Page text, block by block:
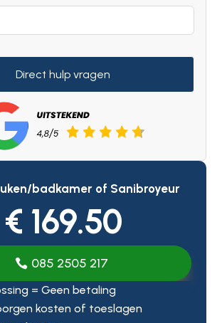
Direct hulp vragen
badkamer of Sanibroyeur
€ 169.50
085 2505 217
= Geen betaling
kosten of toeslagen